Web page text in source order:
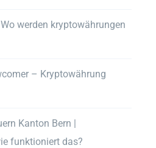
werden kryptowährungen
– Kryptowährung
Kanton Bern |
funktioniert das?